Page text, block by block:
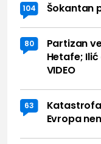
104 Šokantan
80
Partizan
Hetafe;
VIDEO
63
Evropa